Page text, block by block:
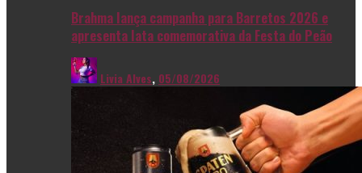
Brahma lança campanha para Barretos 2026 e
apresenta lata comemorativa da Festa do Peão
Livia Alves, 05/08/2026